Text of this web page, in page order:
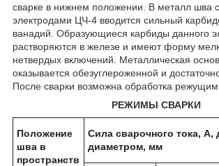
сварке в нижнем положении. В металл шва
электродами ЦЧ-4 вводится сильный
ванадий. Образующиеся карбиды данного
растворяются в железе и имеют форму
нетвердых включений. Металлическая
оказывается обезуглероженной и
После сварки возможна обработка режущим
РЕЖИМЫ СВАРКИ
Положение
шва в
пространств
Сила сварочного тока, А,
диаметром, мм